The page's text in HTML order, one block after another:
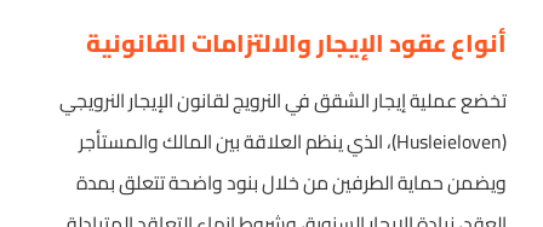
أنواع عقود الإيجار والالتزامات القانونية
تخضع عملية إيجار الشقق في النرويج لقانون الإيجار النرويجي
(Husleieloven)، الذي ينظم العلاقة بين المالك والمستأجر
ويضمن حماية الطرفين من خلال بنود واضحة تتعلق بمدة